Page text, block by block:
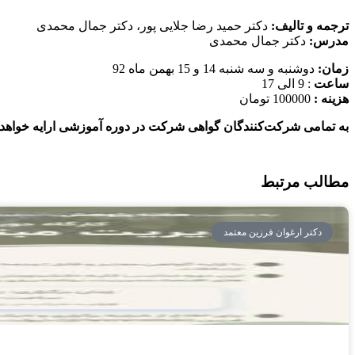
ترجمه و تالیف: دکتر حمید رضا جلایی پور، دکتر جمال محمدی
مدرس: دکتر جمال محمدی
زمان: دوشنبه و سه شنبه 14 و 15 بهمن ماه 92
ساعت : 9 الی 17
هزینه : 100000 تومان
به تمامی شرکت‌کنندگان گواهی شرکت در دوره آموزشی ارایه
مطالب مرتبط
دکتر ارغوان فرزین معتمد